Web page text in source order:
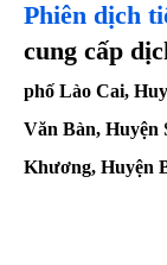
Phiên dịch
cung cấp
phố Lào Cai,
Văn Bàn, Huyện
Khương, Huyện